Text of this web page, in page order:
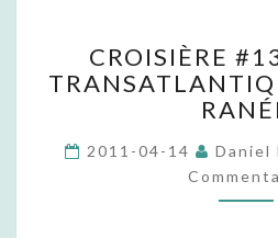
R
O
I
I
È
R
CROISIÈRE
2011-04-14 Daniel